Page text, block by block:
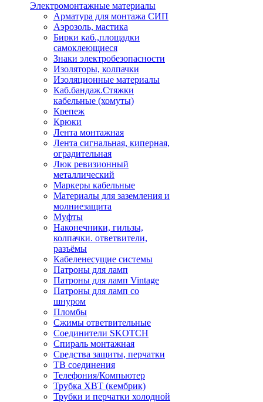
Электромонтажные материалы
Арматура для монтажа СИП
Аэрозоль, мастика
Бирки каб.,площадки
самоклеющиеся
Знаки электробезопасности
Изоляторы, колпачки
Изоляционные материалы
Каб.бандаж.Стяжки
кабельные (хомуты)
Крепеж
Крюки
Лента монтажная
Лента сигнальная, киперная,
оградительная
Люк ревизионный
металлический
Маркеры кабельные
Материалы для заземления и
молниезащита
Муфты
Наконечники, гильзы,
колпачки. ответвители,
разъёмы
Кабеленесущие системы
Патроны для ламп
Патроны для ламп Vintage
Патроны для ламп со
шнуром
Пломбы
Сжимы ответвительные
Соединители SKOTCH
Спираль монтажная
Средства защиты, перчатки
ТВ соединения
Телефония/Компьютер
Трубка ХВТ (кембрик)
Трубки и перчатки холодной